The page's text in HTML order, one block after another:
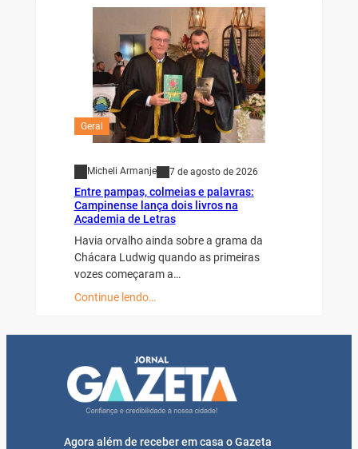
Geral
Micheli Armanje 7 de agosto de 2026
Entre pampas, colmeias e palavras:
Campinense lança dois livros na
Academia de Letras
Havia orvalho ainda sobre a grama da
Chácara Ludwig quando as primeiras
vozes começaram a…
Continue lendo…
Agora além de receber em casa o Gazeta